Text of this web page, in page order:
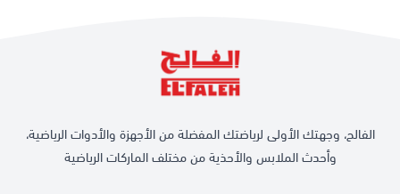
الفالح، وجهتك الأولى لرياضتك المفضلة من الأجهزة والأدوات الرياضية،
وأحدث الملابس والأحذية من مختلف الماركات الرياضية